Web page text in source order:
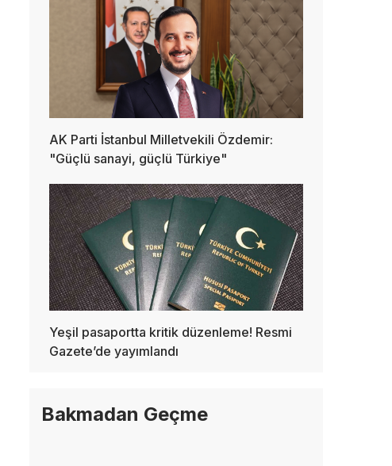
AK Parti İstanbul Milletvekili Özdemir:
"Güçlü sanayi, güçlü Türkiye"
Yeşil pasaportta kritik düzenleme! Resmi
Gazete’de yayımlandı
Bakmadan Geçme